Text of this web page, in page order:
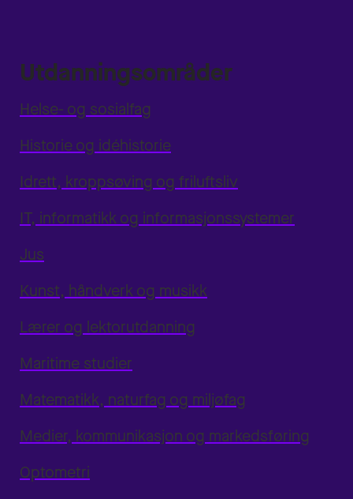
Utdanningsområder
Helse- og sosialfag
Historie og idéhistorie
Idrett, kroppsøving og friluftsliv
IT, informatikk og informasjonssystemer
Jus
Kunst, håndverk og musikk
Lærer og lektorutdanning
Maritime studier
Matematikk, naturfag og miljøfag
Medier, kommunikasjon og markedsføring
Optometri